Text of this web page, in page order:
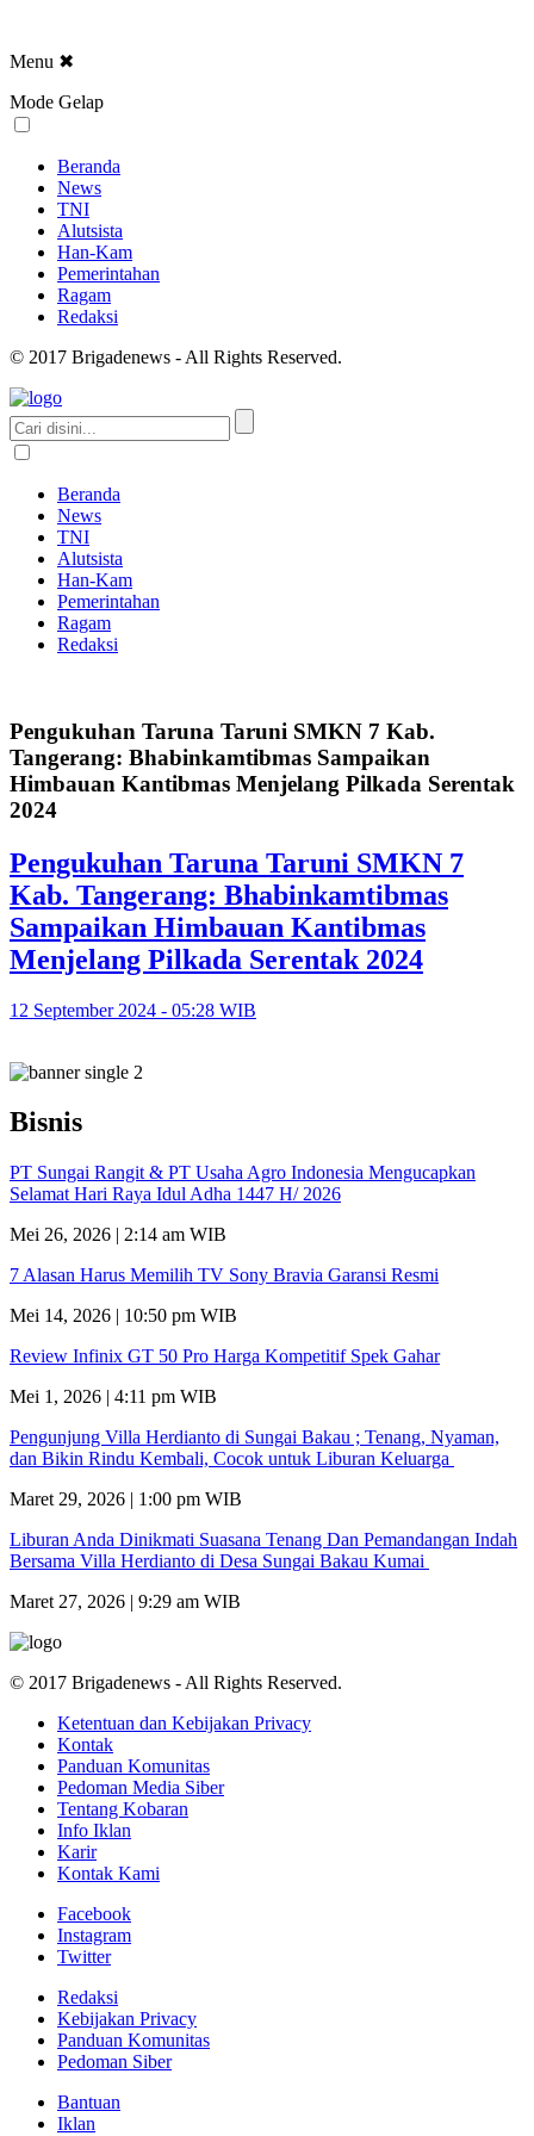
Menu ✖
Mode Gelap
Beranda
News
TNI
Alutsista
Han-Kam
Pemerintahan
Ragam
Redaksi
© 2017 Brigadenews - All Rights Reserved.
Beranda
News
TNI
Alutsista
Han-Kam
Pemerintahan
Ragam
Redaksi
Pengukuhan Taruna Taruni SMKN 7 Kab.
Tangerang: Bhabinkamtibmas Sampaikan
Himbauan Kantibmas Menjelang Pilkada Serentak
2024
Pengukuhan Taruna Taruni SMKN 7
Kab. Tangerang: Bhabinkamtibmas
Sampaikan Himbauan Kantibmas
Menjelang Pilkada Serentak 2024
12 September 2024 - 05:28 WIB
Bisnis
PT Sungai Rangit & PT Usaha Agro Indonesia Mengucapkan
Selamat Hari Raya Idul Adha 1447 H/ 2026
Mei 26, 2026 | 2:14 am WIB
7 Alasan Harus Memilih TV Sony Bravia Garansi Resmi
Mei 14, 2026 | 10:50 pm WIB
Review Infinix GT 50 Pro Harga Kompetitif Spek Gahar
Mei 1, 2026 | 4:11 pm WIB
Pengunjung Villa Herdianto di Sungai Bakau ; Tenang, Nyaman,
dan Bikin Rindu Kembali, Cocok untuk Liburan Keluarga
Maret 29, 2026 | 1:00 pm WIB
Liburan Anda Dinikmati Suasana Tenang Dan Pemandangan Indah
Bersama Villa Herdianto di Desa Sungai Bakau Kumai
Maret 27, 2026 | 9:29 am WIB
© 2017 Brigadenews - All Rights Reserved.
Ketentuan dan Kebijakan Privacy
Kontak
Panduan Komunitas
Pedoman Media Siber
Tentang Kobaran
Info Iklan
Karir
Kontak Kami
Facebook
Instagram
Twitter
Redaksi
Kebijakan Privacy
Panduan Komunitas
Pedoman Siber
Bantuan
Iklan